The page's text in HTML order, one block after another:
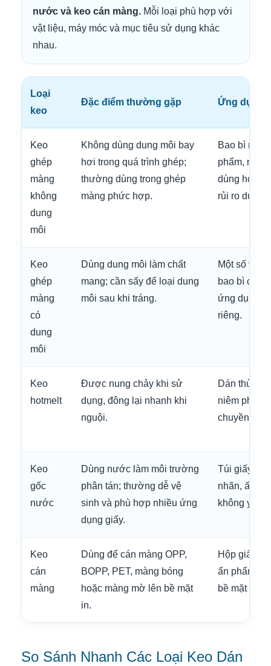
nước và keo cán màng. Mỗi loại phù hợp với
vật liệu, máy móc và mục tiêu sử dụng khác
nhau.
Loại
keo
Đặc điểm thường gặp Ứng dụng
Keo
ghép
màng
không
dung
môi
Không dùng dung môi bay
hơi trong quá trình ghép;
thường dùng trong ghép
màng phức hợp.
Bao bì
phẩm,
dùng hoặc
rủi ro dung
Keo
ghép
màng
có
dung
môi
Dùng dung môi làm chất
mang; cần sấy để loại dung
môi sau khi tráng.
Một số vật
bao bì
ứng dụng
riêng.
Keo
hotmelt
Được nung chảy khi sử
dụng, đông lại nhanh khi
nguội.
Dán thùng
niêm
chuyền
Keo
gốc
nước
Dùng nước làm môi trường
phân tán; thường dễ vệ
sinh và phù hợp nhiều ứng
dụng giấy.
Túi giấy
nhãn, ấn
không yêu
Keo
cán
màng
Dùng để cán màng OPP,
BOPP, PET, màng bóng
hoặc màng mờ lên bề mặt
in.
Hộp giấy,
ấn phẩm,
bề mặt in.
So Sánh Nhanh Các Loại Keo Dán